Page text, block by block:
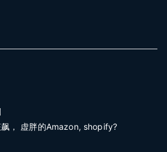
， 虚胖的Amazon, shopify?